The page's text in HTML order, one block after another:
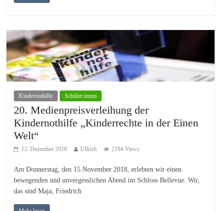
Kindernothilfe Schüler:innen
20. Medienpreisverleihung der
Kindernothilfe „Kinderrechte in der Einen
Welt“
12. Dezember 2018 Ullrich 2194 Views
Am Donnerstag, den 15.November 2018, erlebten wir einen
bewegenden und unvergesslichen Abend im Schloss Bellevue. Wir,
das sind Maja, Friedrich